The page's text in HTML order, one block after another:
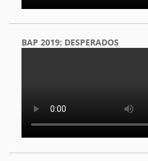
BAP 2019: DESPERADOS